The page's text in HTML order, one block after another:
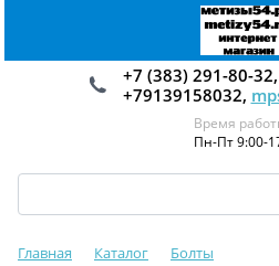
+7 (383) 291-80-
+79139158032,
Время
Пн-Пт 9:00-
Главная Каталог
Болты